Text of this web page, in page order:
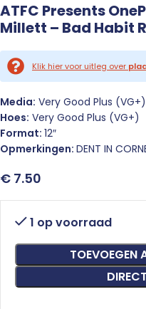
ATFC Presents
Millett – Bad Habit
Klik hier voor uitleg over
Media: Very Good Plus (VG+)
Hoes: Very Good Plus (VG+)
Format: 12″
Opmerkingen: DENT IN
€ 7.50
1 op voorraad
TOEVOEGEN